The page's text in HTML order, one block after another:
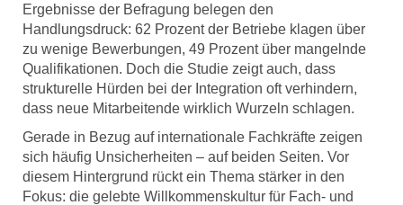
Ergebnisse der Befragung belegen den
Handlungsdruck: 62 Prozent der Betriebe klagen über
zu wenige Bewerbungen, 49 Prozent über mangelnde
Qualifikationen. Doch die Studie zeigt auch, dass
strukturelle Hürden bei der Integration oft verhindern,
dass neue Mitarbeitende wirklich Wurzeln schlagen.
Gerade in Bezug auf internationale Fachkräfte zeigen
sich häufig Unsicherheiten – auf beiden Seiten. Vor
diesem Hintergrund rückt ein Thema stärker in den
Fokus: die gelebte Willkommenskultur für Fach- und